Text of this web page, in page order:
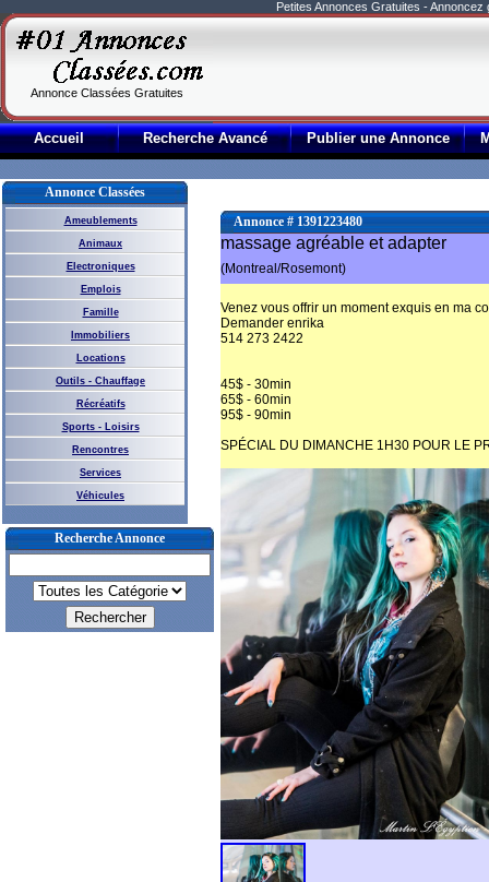
Petites Annonces Gratuites -
Annonce Classées Gratuites
Accueil Recherche Avancé Publier une Annonce
Annonce Classées
Ameublements
Animaux
Electroniques
Emplois
Famille
Immobiliers
Locations
Outils - Chauffage
Récréatifs
Sports - Loisirs
Rencontres
Services
Véhicules
Recherche Annonce
Annonce # 1391223480
massage agréable et adapter
(Montreal/Rosemont)
Venez vous offrir un moment exquis en ma
Demander enrika
514 273 2422
45$ - 30min
65$ - 60min
95$ - 90min
SPÉCIAL DU DIMANCHE 1H30 POUR LE